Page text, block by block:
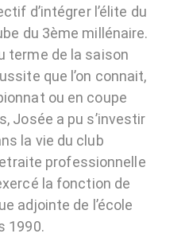
d’intégrer l’élite du
du 3ème millénaire.
terme de la saison
que l’on connait,
ou en coupe
Josée a pu s’investir
la vie du club
professionnelle
la fonction de
adjointe de l’école
1990.